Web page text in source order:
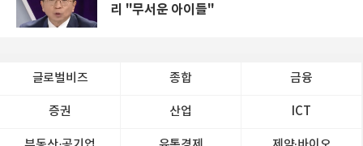
리 "무서운 아이들"
글로벌비즈 종합 금융
증권 산업 ICT